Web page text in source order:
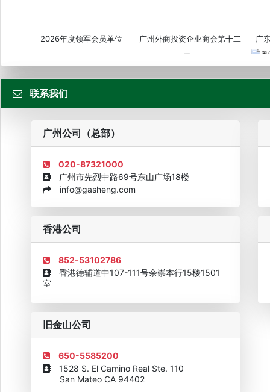
2026年度领军会员单位
广州外商投资企业商会第十二
届...
广
企业诚信AAAAA奖牌2015 欧美澳最具价值品牌移民机构
联系我们
广州公司（总部）
020-87321000
广州市先烈中路69号东山广场18楼
info@gasheng.com
香港公司
852-53102786
香港德辅道中107-111号余崇本行15楼1501
室
旧金山公司
650-5585200
1528 S. El Camino Real Ste. 110
San Mateo CA 94402